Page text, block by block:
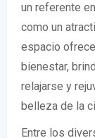
un referente
como un
espacio
bienestar,
relajarse y
belleza de la
Entre los